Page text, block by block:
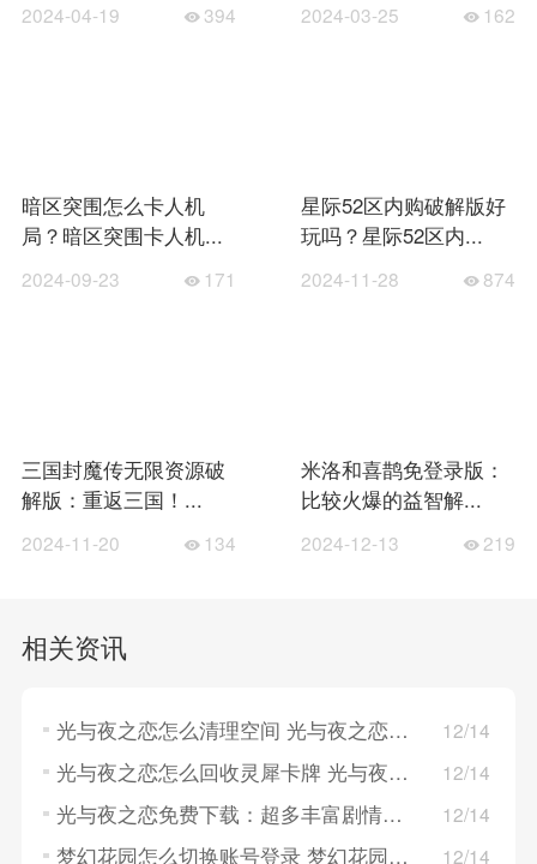
2024-04-19 394 2024-03-25 162
暗区突围怎么卡人机
局？暗区突围卡人机...
2024-09-23 171
星际52区内购破解版好
玩吗？星际52区内...
2024-11-28 874
三国封魔传无限资源破
解版：重返三国！...
2024-11-20 134
米洛和喜鹊免登录版：
比较火爆的益智解...
2024-12-13 219
相关资讯
光与夜之恋怎么清理空间 光与夜之恋清理空间的方法 12/14
光与夜之恋怎么回收灵犀卡牌 光与夜之恋回收灵犀卡牌的方法 12/14
光与夜之恋免费下载：超多丰富剧情演绎，卡片精致！ 12/14
梦幻花园怎么切换账号登录 梦幻花园切换账号登录的方法 12/14